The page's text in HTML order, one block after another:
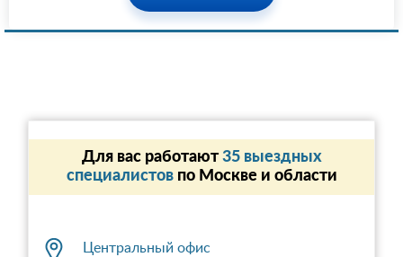
Для вас работают35 выездных
специалистовпо Москве и области
Центральный офис